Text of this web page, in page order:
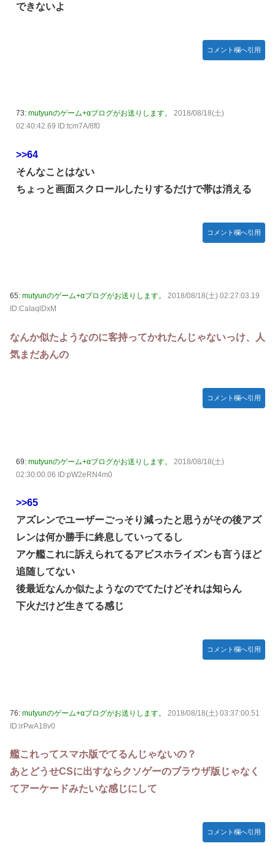
できないよ
コメント欄へ引用
73: mutyunのゲーム+αブログがお送りします。
2018/08/18(土)
02:40:42.69 ID:tcm7A/8f0
>>64
そんなことはない
ちょっと画面スクロールしたりするだけで帯は消える
コメント欄へ引用
65: mutyunのゲーム+αブログがお送りします。
2018/08/18(土) 02:27:03.19
ID:CaIaqlDxM
なんか似たようなのに客持ってかれたんじゃないっけ、人
気まだあんの
コメント欄へ引用
69: mutyunのゲーム+αブログがお送りします。
2018/08/18(土)
02:30:00.06 ID:pW2eRN4m0
>>65
アズレンでユーザーごっそり減ったと思うがその後アズ
レンは何か勝手に終息していってるし
アケ艦これに訴えられてるアビスホライズンも言うほど
追随してない
後最近なんか似たようなのでてたけどそれは知らん
下火だけど生きてる感じ
コメント欄へ引用
76: mutyunのゲーム+αブログがお送りします。
2018/08/18(土) 03:37:00.51
ID:irPwA18v0
艦これってスマホ版でてるんじゃないの？
あとどうせCSに出すならクソゲーのブラウザ版じゃなく
てアーケードみたいな感じにして
コメント欄へ引用